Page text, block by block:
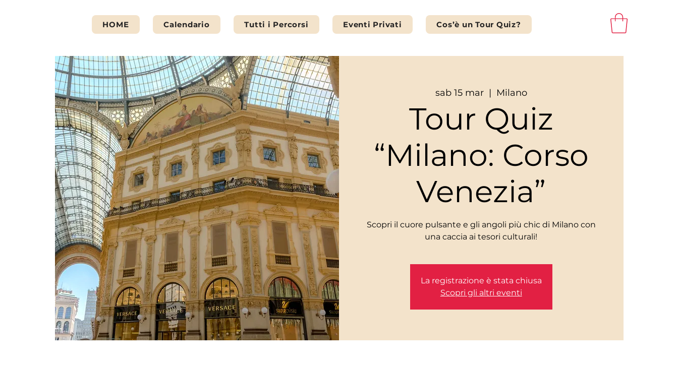
HOME Calendario Tutti i Percorsi Eventi Privati Cos’è un Tour Quiz?
sab 15 mar
  |
Milano
Tour Quiz
“Milano: Corso
Venezia”
Scopri il cuore pulsante e gli angoli più chic di Milano con
La registrazione è stata chiusa
Scopri gli altri eventi